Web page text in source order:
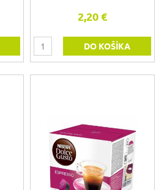
2,20 €
DO KOŠÍKA